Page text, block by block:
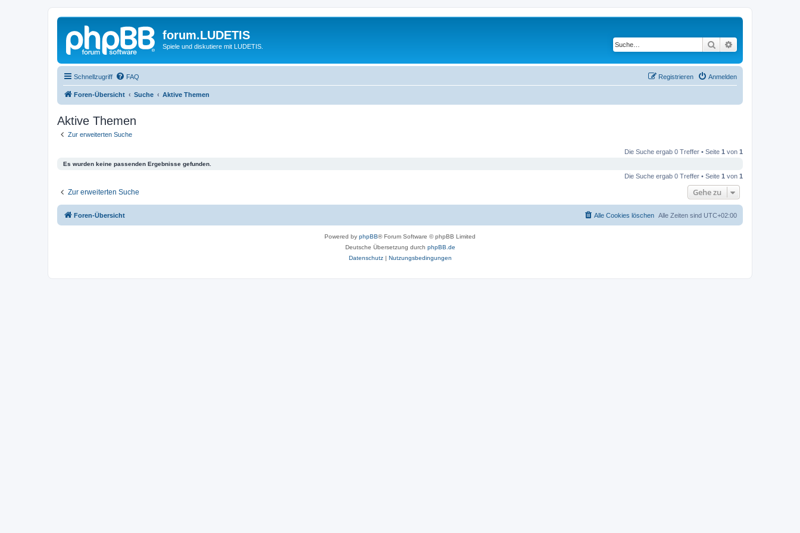
forum.LUDETIS
Spiele und diskutiere mit LUDETIS. Suche
Schnellzugriff FAQ Anmelden
Registrieren
Foren-Übersicht Suche Aktive Themen
Aktive Themen
Zur erweiterten Suche
Die Suche ergab 0 Treffer • Seite 1 von 1
Es wurden keine passenden Ergebnisse gefunden.
Die Suche ergab 0 Treffer • Seite 1 von 1
Zur erweiterten Suche Gehe zu
Foren-Übersicht Alle Zeiten sind UTC+02:00
Alle Cookies löschen
Powered by phpBB® Forum Software © phpBB Limited
Deutsche Übersetzung durch phpBB.de
Datenschutz| Nutzungsbedingungen